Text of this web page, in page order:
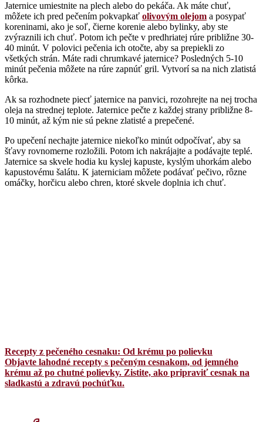
Jaternice umiestnite na plech alebo do pekáča. Ak máte chuť,
môžete ich pred pečením pokvapkať olivovým olejom a posypať
koreninami, ako je soľ, čierne korenie alebo bylinky, aby ste
zvýraznili ich chuť. Potom ich pečte v predhriatej rúre približne 30-
40 minút. V polovici pečenia ich otočte, aby sa prepiekli zo
všetkých strán. Máte radi chrumkavé jaternice? Posledných 5-10
minút pečenia môžete na rúre zapnúť gril. Vytvorí sa na nich zlatistá
kôrka.
Ak sa rozhodnete piecť jaternice na panvici, rozohrejte na nej trocha
oleja na strednej teplote. Jaternice pečte z každej strany približne 8-
10 minút, až kým nie sú pekne zlatisté a prepečené.
Po upečení nechajte jaternice niekoľko minút odpočívať, aby sa
šťavy rovnomerne rozložili. Potom ich nakrájajte a podávajte teplé.
Jaternice sa skvele hodia ku kyslej kapuste, kyslým uhorkám alebo
kapustovému šalátu. K jaterniciam môžete podávať pečivo, rôzne
omáčky, horčicu alebo chren, ktoré skvele doplnia ich chuť.
Recepty z pečeného cesnaku: Od krému po polievku
Objavte lahodné recepty s pečeným cesnakom, od jemného
krému až po chutné polievky. Zistite, ako pripraviť cesnak na
sladkastú a zdravú pochúťku.